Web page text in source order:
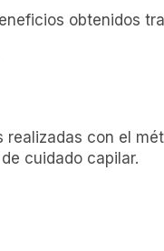
obtenidos
con el
cuidado capilar.